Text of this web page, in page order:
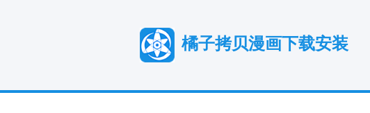
橘子拷贝漫画下载安装